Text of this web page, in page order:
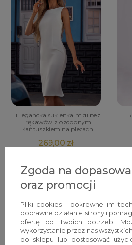
Elegancka sukienka midi bez
rękawów z ozdobnym
łańcuszkiem na plecach
269,00 zł
Zgoda na
oraz promocji
Pliki cookies i pokrewne im
poprawne działanie strony i
ofertę do Twoich potrzeb.
wykorzystanie przez nas
do sklepu lub dostosować